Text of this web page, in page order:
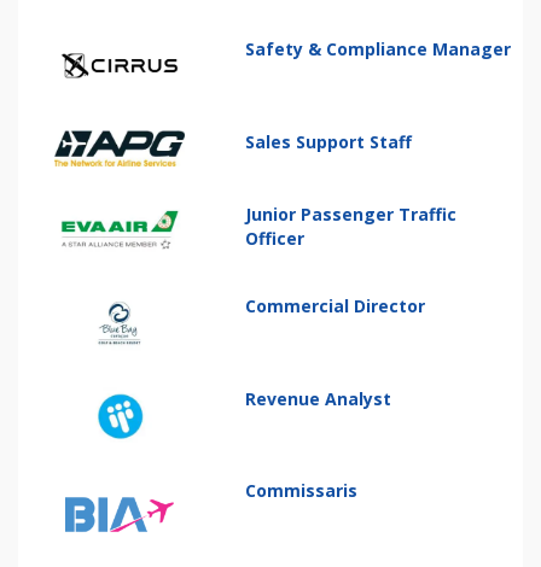
Safety & Compliance Manager
Sales Support Staff
Junior Passenger Traffic
Officer
Commercial Director
Revenue Analyst
Commissaris